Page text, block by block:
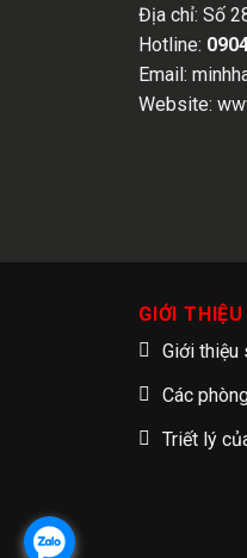
Địa chỉ: Số
Hotline:
Email:
Website:
GIỚI THIỆU
Giới thiệu
Các
Triết lý